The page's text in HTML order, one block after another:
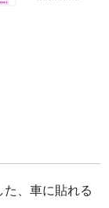
、車に貼れる